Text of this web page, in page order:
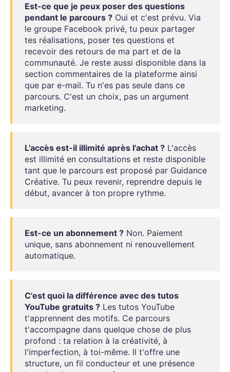
Est-ce que je peux poser des questions
pendant le parcours ? Oui et c'est prévu. Via
le groupe Facebook privé, tu peux partager
tes réalisations, poser tes questions et
recevoir des retours de ma part et de la
communauté. Je reste aussi disponible dans la
section commentaires de la plateforme ainsi
que par e-mail. Tu n'es pas seule dans ce
parcours. C'est un choix, pas un argument
marketing.
L'accès est-il illimité après l'achat ? L'accès
est illimité en consultations et reste disponible
tant que le parcours est proposé par Guidance
Créative. Tu peux revenir, reprendre depuis le
début, avancer à ton propre rythme.
Est-ce un abonnement ? Non. Paiement
unique, sans abonnement ni renouvellement
automatique.
C'est quoi la différence avec des tutos
YouTube gratuits ? Les tutos YouTube
t'apprennent des motifs. Ce parcours
t'accompagne dans quelque chose de plus
profond : ta relation à la créativité, à
l'imperfection, à toi-même. Il t'offre une
structure, un fil conducteur et une présence